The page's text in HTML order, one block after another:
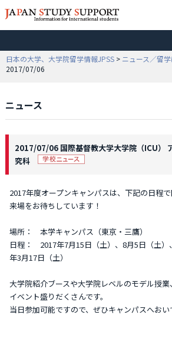
日本の大学、大学院留学情報JPSS > ニュース／留
2017/07/06
ニュース
2017/07/06 国際基督教大学大学院（ICU）
究科
2017年度オープンキャンパスは、下記の日程
来場をお待ちしています！
場所： 本学キャンパス（東京・三鷹）
日程： 2017年7月15日（土）、8月5日（土）
年3月17日（土）
大学院紹介ブースや大学院レベルのモデル授
イベント盛りだくさんです。
当日参加可能ですので、ぜひキャンパスへおい